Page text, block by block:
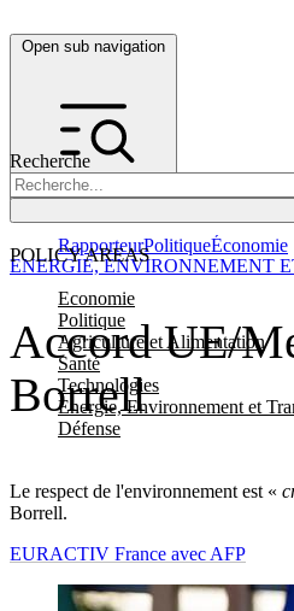
Open sub navigation
Recherche
POLICY AREAS
Economie
Politique
Agriculture et Alimentation
Santé
Technologies
Energie, Environnement et
Défense
RapporteurPolitiqueÉconomie
Accord UE/
Borrell
Le respect de l'environnement est «
Borrell.
ENERGIE, ENVIRONNEMENT
EURACTIV France avec AFP